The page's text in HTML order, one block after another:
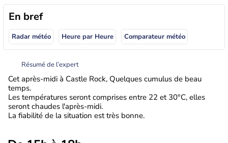
En bref
Radar météo Heure par Heure Comparateur météo
Résumé de l’expert
Cet après-midi à Castle Rock, Quelques cumulus de beau
temps.
Les températures seront comprises entre 22 et 30°C, elles
seront chaudes l'après-midi.
La fiabilité de la situation est très bonne.